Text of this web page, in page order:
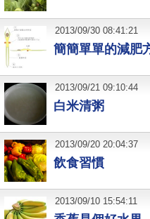
簡簡單單的減肥
2013/09/30 08:41:21
白米清粥
2013/09/21 09:10:44
飲食習慣
2013/09/20 20:04:37
2013/09/10 15:54:11